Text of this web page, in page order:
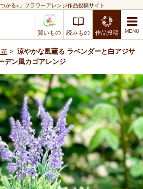
つかる♪」フラワーアレンジ作品投稿サイト
買いもの 読みもの 作品投稿
> 涼やかな風薫る ラベンダーと白アジサ
デン風カゴアレンジ